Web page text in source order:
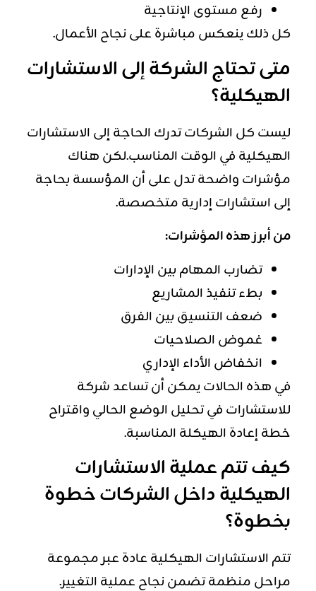
رفع مستوى الإنتاجية
كل ذلك ينعكس مباشرة على نجاح الأعمال.
متى تحتاج الشركة إلى الاستشارات
الهيكلية؟
ليست كل الشركات تدرك الحاجة إلى الاستشارات
الهيكلية في الوقت المناسب.لكن هناك
مؤشرات واضحة تدل على أن المؤسسة بحاجة
إلى استشارات إدارية متخصصة.
من أبرز هذه المؤشرات:
تضارب المهام بين الإدارات
بطء تنفيذ المشاريع
ضعف التنسيق بين الفرق
غموض الصلاحيات
انخفاض الأداء الإداري
في هذه الحالات يمكن أن تساعد شركة
للاستشارات في تحليل الوضع الحالي واقتراح
خطة إعادة الهيكلة المناسبة.
كيف تتم عملية الاستشارات
الهيكلية داخل الشركات خطوة
بخطوة؟
تتم الاستشارات الهيكلية عادة عبر مجموعة
مراحل منظمة تضمن نجاح عملية التغيير.